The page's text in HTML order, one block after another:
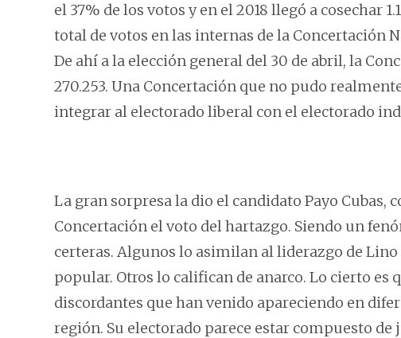
el 37% de los votos y en el 2018 llegó a cosechar
total de votos en las internas de la Concertación
De ahí a la elección general del 30 de abril, la
270.253. Una Concertación que no pudo
integrar al electorado liberal con el electorado
La gran sorpresa la dio el candidato Payo Cubas,
Concertación el voto del hartazgo. Siendo un
certeras. Algunos lo asimilan al liderazgo de
popular. Otros lo califican de anarco. Lo cierto es
discordantes que han venido apareciendo en
región. Su electorado parece estar compuesto de